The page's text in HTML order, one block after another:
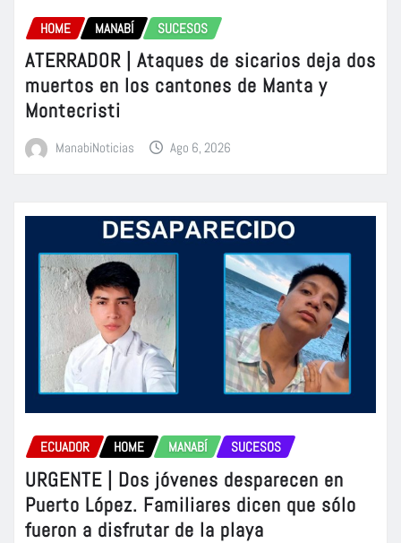
HOME MANABÍ SUCESOS
ATERRADOR | Ataques de sicarios deja dos
muertos en los cantones de Manta y
Montecristi
ManabiNoticias Ago 6, 2026
ECUADOR HOME MANABÍ SUCESOS
URGENTE | Dos jóvenes desparecen en
Puerto López. Familiares dicen que sólo
fueron a disfrutar de la playa